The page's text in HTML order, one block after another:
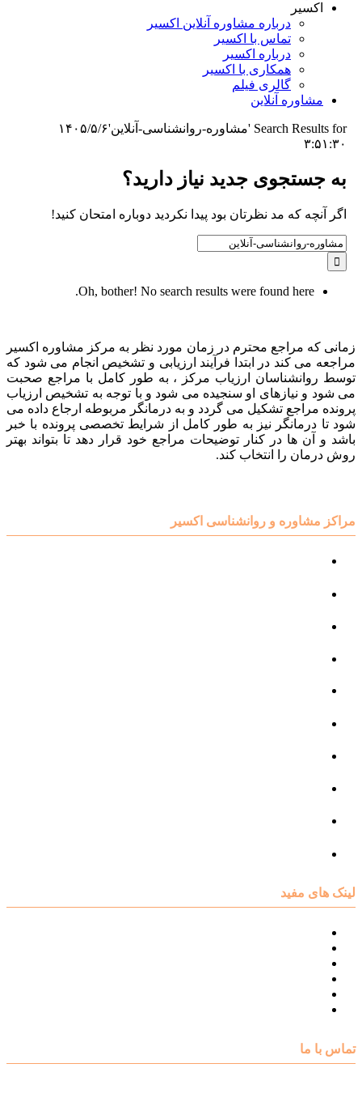
اکسیر
درباره مشاوره آنلاین اکسیر
تماس با اکسیر
درباره اکسیر
همکاری با اکسیر
گالری فیلم
مشاوره آنلاین
Search Results for 'مشاوره-روانشناسی-آنلاین'
۱۴۰۵/۵/۶
۳:۵۱:۳۰
به جستجوی جديد نياز داريد؟
اگر آنچه که مد نظرتان بود پیدا نکردید دوباره امتحان کنید!
Search
for:
Oh, bother! No search results were found here.
زمانی که مراجع محترم در زمان مورد نظر به مرکز مشاوره اکسیر
مراجعه می کند در ابتدا فرآیند ارزیابی و تشخیص انجام می شود که
توسط روانشناسان ارزیاب مرکز ، به طور کامل با مراجع صحبت
می شود و نیازهای او سنجیده می شود و با توجه به تشخیص ارزیاب
پرونده مراجع تشکیل می گردد و به درمانگر مربوطه ارجاع داده می
شود تا درمانگر نیز به طور کامل از شرایط تخصصی پرونده با خبر
باشد و آن ها در کنار توضیحات مراجع خود قرار دهد تا بتواند بهتر
روش درمان را انتخاب کند.
مراکز مشاوره و روانشناسی اکسیر
لینک های مفید
تماس با ما